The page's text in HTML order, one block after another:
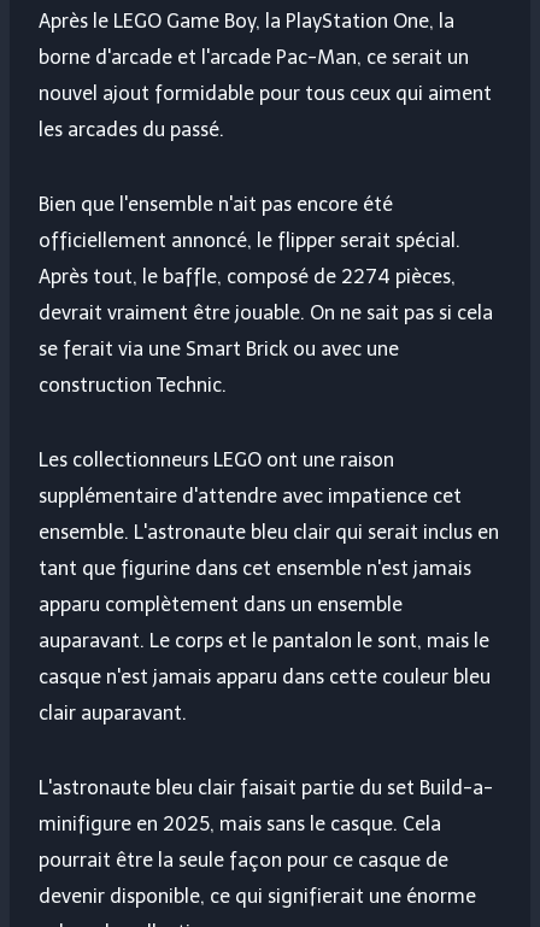
Après le LEGO Game Boy, la PlayStation One, la
borne d'arcade et l'arcade Pac-Man, ce serait un
nouvel ajout formidable pour tous ceux qui aiment
les arcades du passé.
Bien que l'ensemble n'ait pas encore été
officiellement annoncé, le flipper serait spécial.
Après tout, le baffle, composé de 2274 pièces,
devrait vraiment être jouable. On ne sait pas si cela
se ferait via une Smart Brick ou avec une
construction Technic.
Les collectionneurs LEGO ont une raison
supplémentaire d'attendre avec impatience cet
ensemble. L'astronaute bleu clair qui serait inclus en
tant que figurine dans cet ensemble n'est jamais
apparu complètement dans un ensemble
auparavant. Le corps et le pantalon le sont, mais le
casque n'est jamais apparu dans cette couleur bleu
clair auparavant.
L'astronaute bleu clair faisait partie du set Build-a-
minifigure en 2025, mais sans le casque. Cela
pourrait être la seule façon pour ce casque de
devenir disponible, ce qui signifierait une énorme